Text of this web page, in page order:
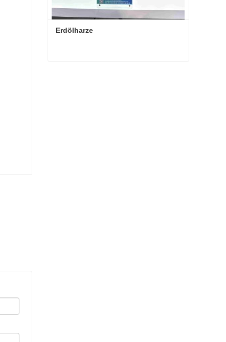
Erdölharze